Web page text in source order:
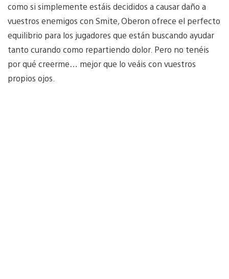
como si simplemente estáis decididos a causar daño a
vuestros enemigos con Smite, Oberon ofrece el perfecto
equilibrio para los jugadores que están buscando ayudar
tanto curando como repartiendo dolor. Pero no tenéis
por qué creerme… mejor que lo veáis con vuestros
propios ojos.